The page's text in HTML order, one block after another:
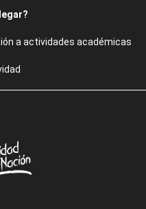
a actividades académicas